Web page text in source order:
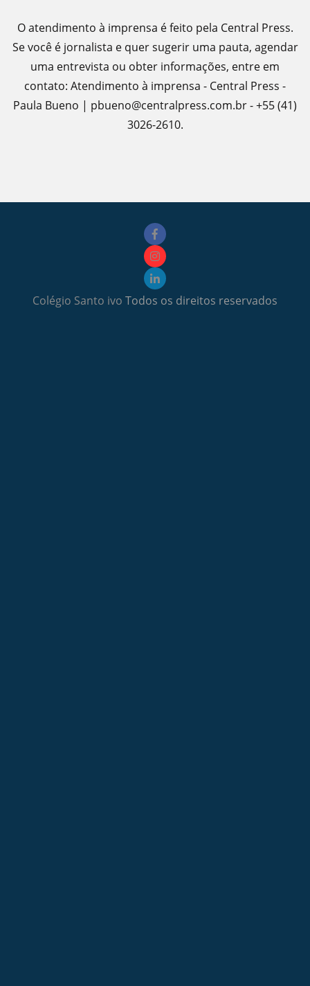
O atendimento à imprensa é feito pela Central Press.
Se você é jornalista e quer sugerir uma pauta, agendar
uma entrevista ou obter informações, entre em
contato: Atendimento à imprensa - Central Press -
Paula Bueno | pbueno@centralpress.com.br - +55 (41)
3026-2610.
Colégio Santo ivo Todos os direitos reservados